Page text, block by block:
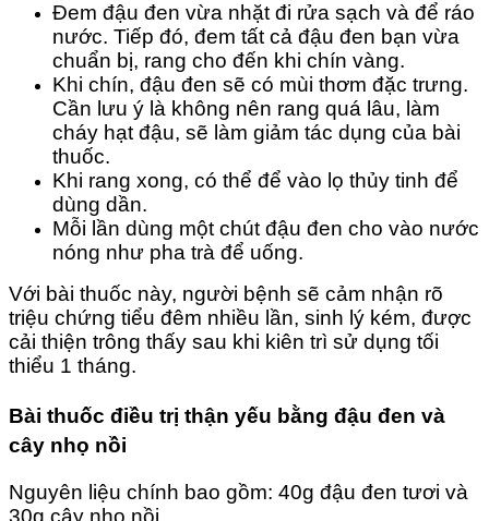
Đem đậu đen vừa nhặt đi rửa sạch và để ráo
nước. Tiếp đó, đem tất cả đậu đen bạn vừa
chuẩn bị, rang cho đến khi chín vàng.
Khi chín, đậu đen sẽ có mùi thơm đặc trưng.
Cần lưu ý là không nên rang quá lâu, làm
cháy hạt đậu, sẽ làm giảm tác dụng của bài
thuốc.
Khi rang xong, có thể để vào lọ thủy tinh để
dùng dần.
Mỗi lần dùng một chút đậu đen cho vào nước
nóng như pha trà để uống.
Với bài thuốc này, người bệnh sẽ cảm nhận rõ
triệu chứng tiểu đêm nhiều lần, sinh lý kém, được
cải thiện trông thấy sau khi kiên trì sử dụng tối
thiểu 1 tháng.
Bài thuốc điều trị thận yếu bằng đậu đen và
cây nhọ nồi
Nguyên liệu chính bao gồm: 40g đậu đen tươi và
30g cây nhọ nồi